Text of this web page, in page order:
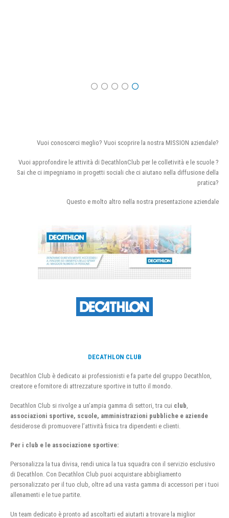
Vuoi conoscerci meglio? Vuoi scoprire la nostra MISSION aziendale?
Vuoi approfondire le attività di DecathlonClub per le colletività e le scuole ?
Sai che ci impegniamo in progetti sociali che ci aiutano nella diffusione della
pratica?
Questo e molto altro nella nostra presentazione aziendale
DECATHLON CLUB
Decathlon Club è dedicato ai professionisti e fa parte del gruppo Decathlon,
creatore e fornitore di attrezzature sportive in tutto il mondo.
Decathlon Club si rivolge a un’ampia gamma di settori, tra cui club
associazioni sportive, scuole, amministrazioni pubbliche e aziende
desiderose di promuovere l’attività fisica tra dipendenti e clienti.
Per i club e le associazione sportive:
Personalizza la tua divisa, rendi unica la tua squadra con il servizio esclusivo
di Decathlon. Con Decathlon Club puoi acquistare abbigliamento
personalizzato per il tuo club, oltre ad una vasta gamma di accessori per i tuoi
allenamenti e le tue partite.
Un team dedicato è pronto ad ascoltarti ed aiutarti a trovare la miglior